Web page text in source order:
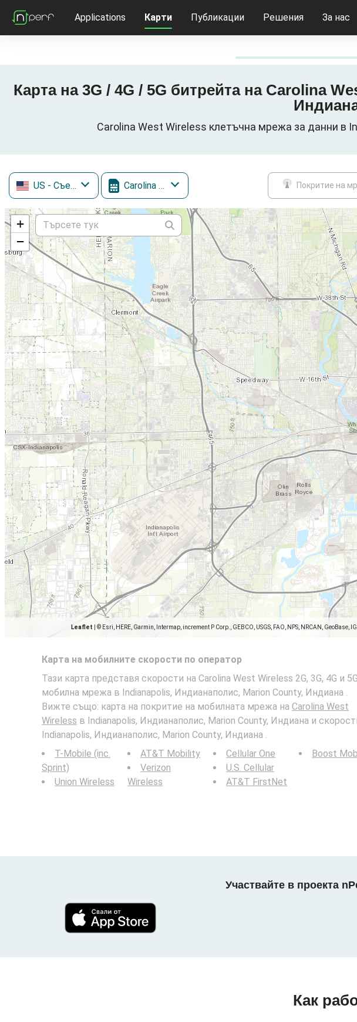
Applications Карти Публикации Решения За нас
Карта на 3G / 4G / 5G битрейта на Carolina
Carolina West Wireless клетъчна мрежа за данни в
US - Съединени щати Carolina West Wireless Покритие на
+
−
Leaflet © Esri, HERE, Garmin, Intermap, increment P Corp., GEBCO, USGS, FAO, NPS, NRCAN,
Карта на мобилните скорости по оператор
Тази карта представя скорости на Carolina West Wireless 2G, 3G, 4G и 5G
мобилна мрежа в Indianapolis, Индианаполис, Marion County, Индиана .
Вижте също: карта на покритие на мобилната мрежа на Carolina West
Wireless в Indianapolis, Индианаполис, Marion County, Индиана и
Indianapolis, Индианаполис, Marion County, Индиана .
T-Mobile (inc.
Sprint)
Union Wireless
AT&T Mobility
Verizon
Wireless
Cellular One
U.S. Cellular
AT&T FirstNet
Boost
Участвайте в проекта
Как